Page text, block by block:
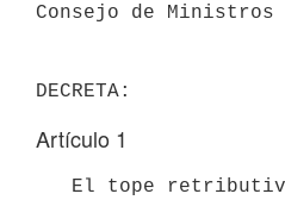
Consejo de Ministros
Artículo 1